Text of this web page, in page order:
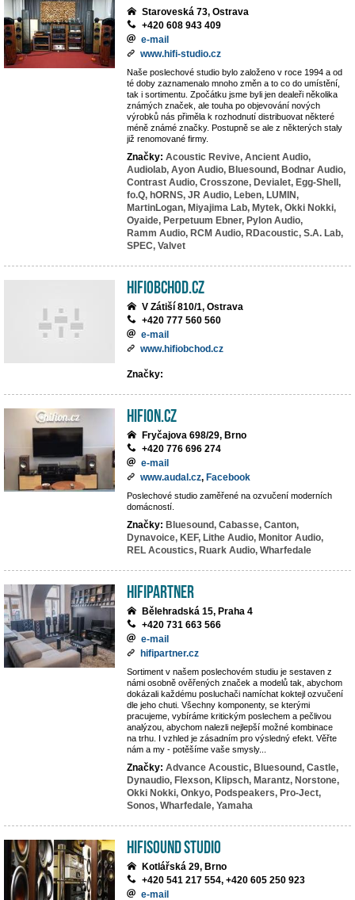
Staroveská 73, Ostrava
+420 608 943 409
e-mail
www.hifi-studio.cz
Naše poslechové studio bylo založeno v roce 1994 a od
té doby zaznamenalo mnoho změn a to co do umístění,
tak i sortimentu. Zpočátku jsme byli jen dealeři několika
známých značek, ale touha po objevování nových
výrobků nás přiměla k rozhodnutí distribuovat některé
méně známé značky. Postupně se ale z některých staly
již renomované firmy.
Značky: Acoustic Revive, Ancient Audio,
Audiolab, Ayon Audio, Bluesound, Bodnar Audio,
Contrast Audio, Crosszone, Devialet, Egg-Shell,
fo.Q, hORNS, JR Audio, Leben, LUMIN,
MartinLogan, Miyajima Lab, Mytek, Okki Nokki,
Oyaide, Perpetuum Ebner, Pylon Audio,
Ramm Audio, RCM Audio, RDacoustic, S.A. Lab,
SPEC, Valvet
HiFiobchod.cz
V Zátiší 810/1, Ostrava
+420 777 560 560
e-mail
www.hifiobchod.cz
Značky:
hifion.cz
Fryčajova 698/29, Brno
+420 776 696 274
e-mail
www.audal.cz, Facebook
Poslechové studio zaměřené na ozvučení moderních
domácností.
Značky: Bluesound, Cabasse, Canton,
Dynavoice, KEF, Lithe Audio, Monitor Audio,
REL Acoustics, Ruark Audio, Wharfedale
HIFIpartner
Bělehradská 15, Praha 4
+420 731 663 566
e-mail
hifipartner.cz
Sortiment v našem poslechovém studiu je sestaven z
námi osobně ověřených značek a modelů tak, abychom
dokázali každému posluchači namíchat koktejl ozvučení
dle jeho chuti. Všechny komponenty, se kterými
pracujeme, vybíráme kritickým poslechem a pečlivou
analýzou, abychom nalezli nejlepší možné kombinace
na trhu. I vzhled je zásadním pro výsledný efekt. Věřte
nám a my - potěšíme vaše smysly...
Značky: Advance Acoustic, Bluesound, Castle,
Dynaudio, Flexson, Klipsch, Marantz, Norstone,
Okki Nokki, Onkyo, Podspeakers, Pro-Ject,
Sonos, Wharfedale, Yamaha
HifiSound Studio
Kotlářská 29, Brno
+420 541 217 554, +420 605 250 923
e-mail